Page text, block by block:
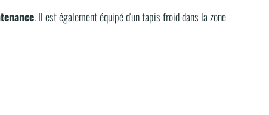
. Il est également équipé d'un tapis froid dans la zone